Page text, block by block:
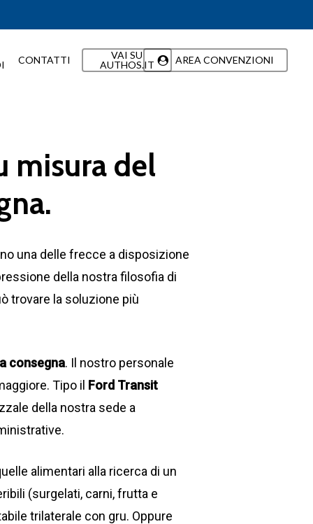
CONTATTI
VAI SU
AUTHOS.IT
AREA CONVENZIONI
misura del
una delle frecce a disposizione
della nostra filosofia di
trovare la soluzione più
consegna. Il nostro personale
Tipo il Ford Transit
della nostra sede a
alimentari alla ricerca di un
(surgelati, carni, frutta e
trilaterale con gru. Oppure